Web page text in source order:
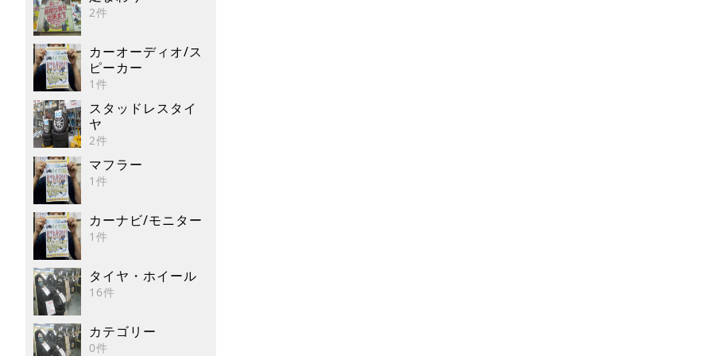
2件
カーオーディオ/ス
ピーカー
1件
スタッドレスタイ
ヤ
2件
マフラー
1件
カーナビ/モニター
1件
タイヤ・ホイール
16件
カテゴリー
0件